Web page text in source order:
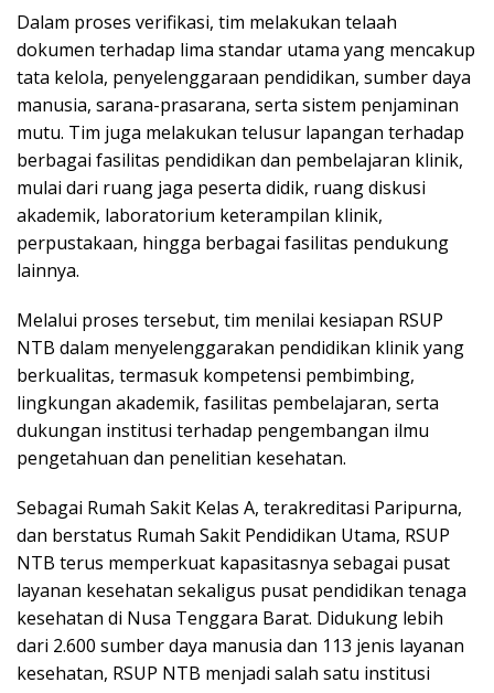
Dalam proses verifikasi, tim melakukan telaah
dokumen terhadap lima standar utama yang mencakup
tata kelola, penyelenggaraan pendidikan, sumber daya
manusia, sarana-prasarana, serta sistem penjaminan
mutu. Tim juga melakukan telusur lapangan terhadap
berbagai fasilitas pendidikan dan pembelajaran klinik,
mulai dari ruang jaga peserta didik, ruang diskusi
akademik, laboratorium keterampilan klinik,
perpustakaan, hingga berbagai fasilitas pendukung
lainnya.
Melalui proses tersebut, tim menilai kesiapan RSUP
NTB dalam menyelenggarakan pendidikan klinik yang
berkualitas, termasuk kompetensi pembimbing,
lingkungan akademik, fasilitas pembelajaran, serta
dukungan institusi terhadap pengembangan ilmu
pengetahuan dan penelitian kesehatan.
Sebagai Rumah Sakit Kelas A, terakreditasi Paripurna,
dan berstatus Rumah Sakit Pendidikan Utama, RSUP
NTB terus memperkuat kapasitasnya sebagai pusat
layanan kesehatan sekaligus pusat pendidikan tenaga
kesehatan di Nusa Tenggara Barat. Didukung lebih
dari 2.600 sumber daya manusia dan 113 jenis layanan
kesehatan, RSUP NTB menjadi salah satu institusi